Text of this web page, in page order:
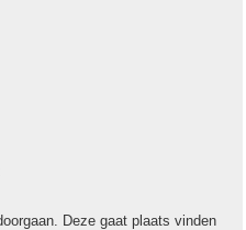
Deze gaat plaats vinden